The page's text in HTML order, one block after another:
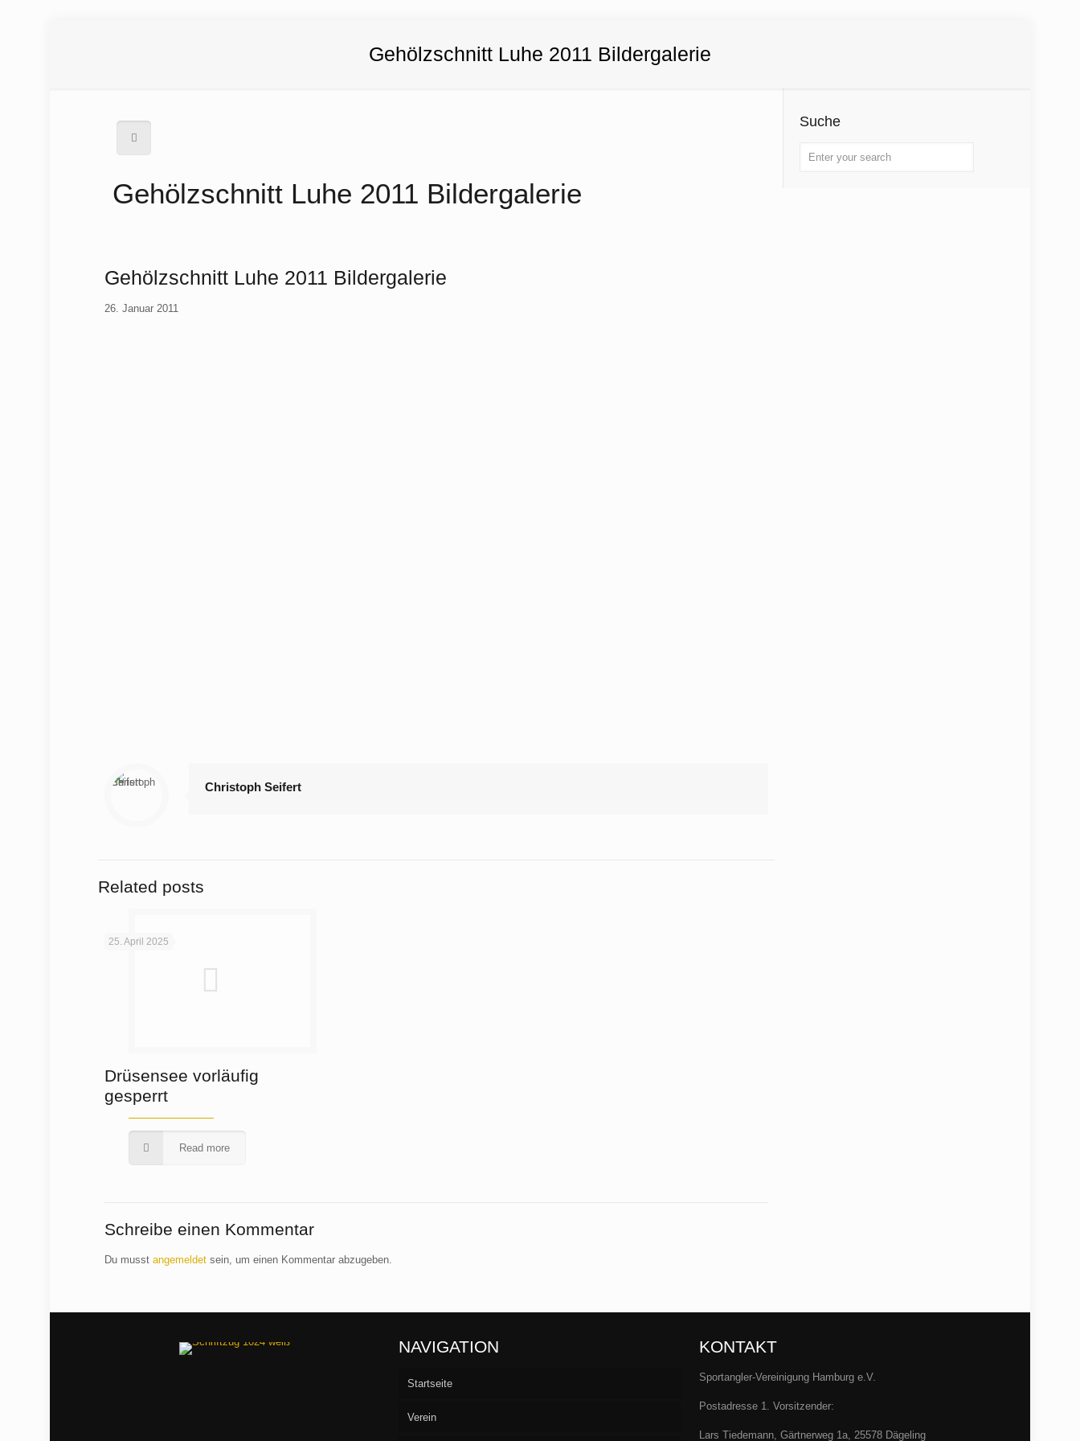
Gehölzschnitt Luhe 2011 Bildergalerie
Gehölzschnitt Luhe 2011 Bildergalerie
Gehölzschnitt Luhe 2011 Bildergalerie
26. Januar 2011
Christoph Seifert
Related posts
25. April 2025
Drüsensee vorläufig
gesperrt
Read more
Schreibe einen Kommentar
Du musstangemeldet sein, um einen Kommentar abzugeben.
Suche
NAVIGATION
Startseite
Verein
KONTAKT
Sportangler-Vereinigung Hamburg e.V.
Postadresse 1. Vorsitzender:
Lars Tiedemann, Gärtnerweg 1a, 25578 Dägeling